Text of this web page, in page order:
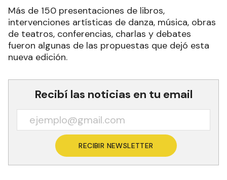
Más de 150 presentaciones de libros,
intervenciones artísticas de danza, música, obras
de teatros, conferencias, charlas y debates
fueron algunas de las propuestas que dejó esta
nueva edición.
Recibí las noticias en tu email
RECIBIR NEWSLETTER